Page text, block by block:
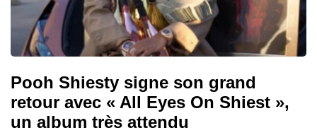
Pooh Shiesty signe son grand
retour avec « All Eyes On Shiest »,
un album très attendu